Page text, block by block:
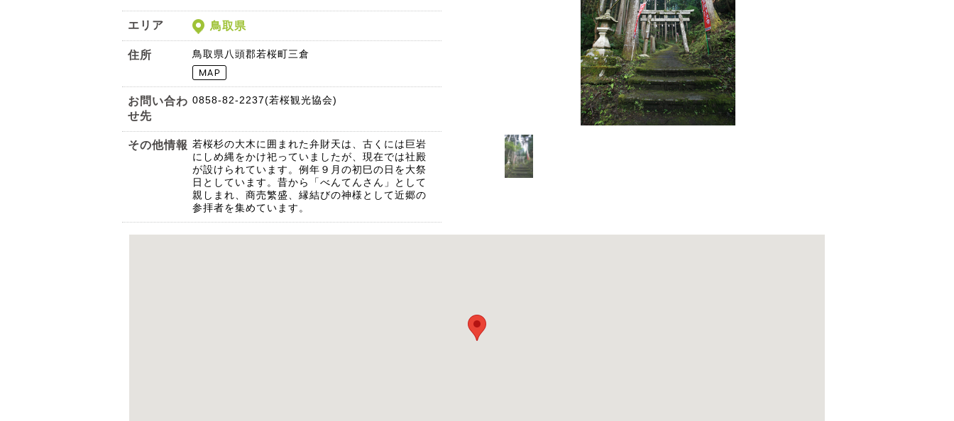
エリア 鳥取県
住所 鳥取県八頭郡若桜町三倉
お問い合わ
せ先
0858-82-2237(若桜観光協会)
その他情報 若桜杉の大木に囲まれた弁財天は、古くには巨岩
にしめ縄をかけ祀っていましたが、現在では社殿
が設けられています。例年９月の初巳の日を大祭
日としています。昔から「べんてんさん」として
親しまれ、商売繁盛、縁結びの神様として近郷の
参拝者を集めています。